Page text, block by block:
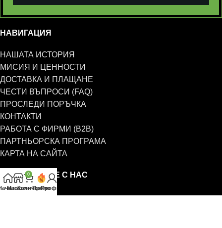
НАВИГАЦИЯ
НАШАТА ИСТОРИЯ
МИСИЯ И ЦЕННОСТИ
ДОСТАВКА И ПЛАЩАНЕ
ЧЕСТИ ВЪПРОСИ (FAQ)
ПРОСЛЕДИ ПОРЪЧКА
КОНТАКТИ
РАБОТА С ФИРМИ (B2B)
ПАРТНЬОРСКА ПРОГРАМА
КАРТА НА САЙТА
СВЪРЖЕТЕ СЕ С НАС
0885 323 661
Магазин
0
КоличкаПромоПрофил